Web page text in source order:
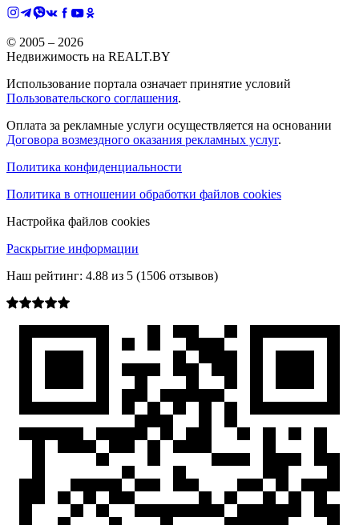
© 2005 – 2026
Недвижимость на REALT.BY
Использование портала означает принятие условий
Пользовательского соглашения.
Оплата за рекламные услуги осуществляется на основании
Договора возмездного оказания рекламных услуг.
Политика конфиденциальности
Политика в отношении обработки файлов cookies
Настройка файлов cookies
Раскрытие информации
Наш рейтинг: 4.88 из 5 (1506 отзывов)